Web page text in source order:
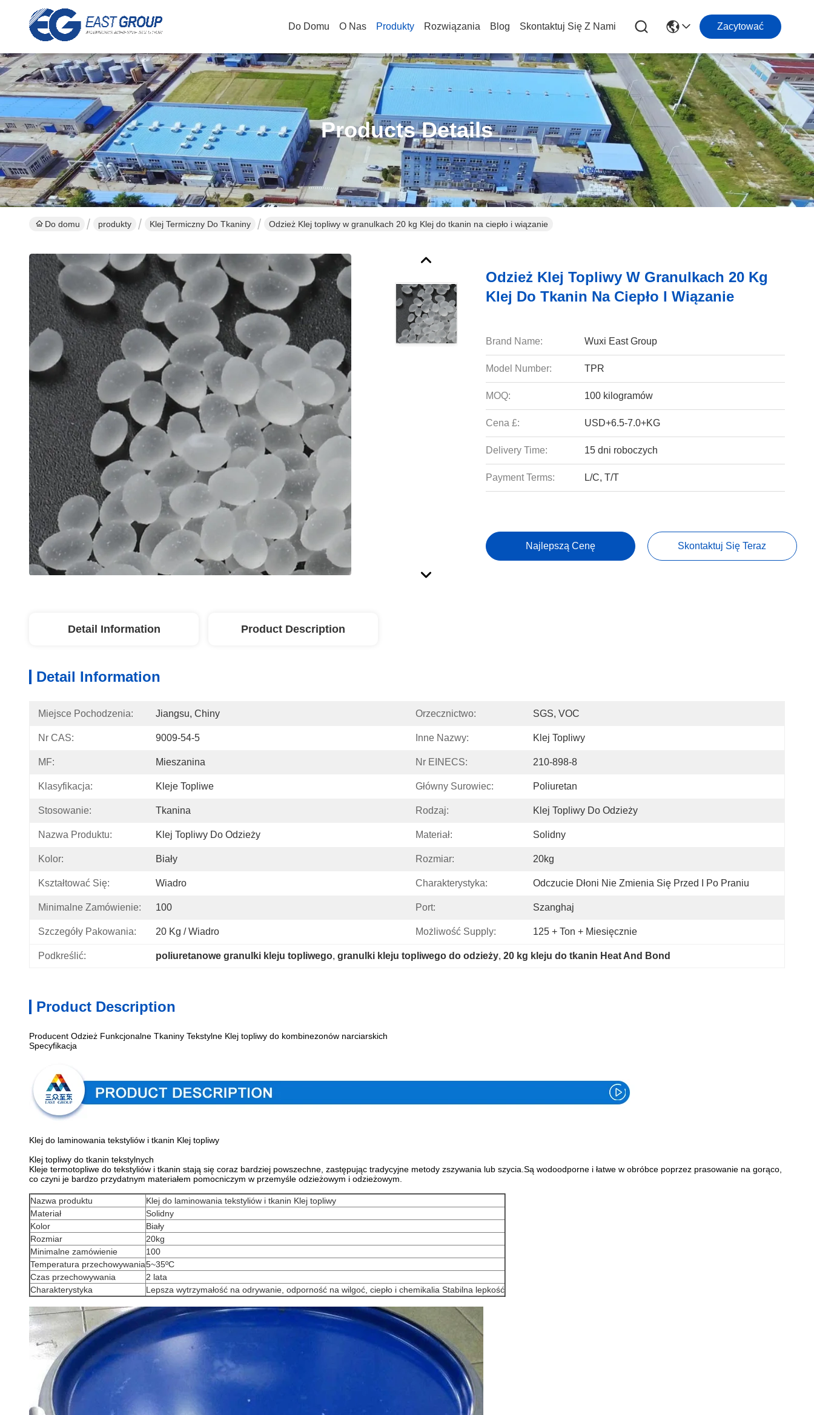
Do Domu O Nas Produkty Rozwiązania Blog Skontaktuj Się Z Nami Zacytować
Products Details
Do domu produkty Klej Termiczny Do Tkaniny Odzież Klej topliwy w granulkach 20 kg Klej do tkanin na ciepło i wiązanie
Odzież Klej Topliwy W Granulkach 20 Kg
Klej Do Tkanin Na Ciepło I Wiązanie
Brand Name: Wuxi East Group
Model Number: TPR
MOQ: 100 kilogramów
Cena £: USD+6.5-7.0+KG
Delivery Time: 15 dni roboczych
Payment Terms: L/C, T/T
Najlepszą Cenę Skontaktuj Się Teraz
Detail Information Product Description
Detail Information
Miejsce Pochodzenia: Jiangsu, Chiny Orzecznictwo: SGS, VOC
Nr CAS: 9009-54-5 Inne Nazwy: Klej Topliwy
MF: Mieszanina Nr EINECS: 210-898-8
Klasyfikacja: Kleje Topliwe Główny Surowiec: Poliuretan
Stosowanie: Tkanina Rodzaj: Klej Topliwy Do Odzieży
Nazwa Produktu: Klej Topliwy Do Odzieży Materiał: Solidny
Kolor: Biały Rozmiar: 20kg
Kształtować Się: Wiadro Charakterystyka: Odczucie Dłoni Nie Zmienia Się Przed I Po Praniu
Minimalne Zamówienie: 100 Port: Szanghaj
Szczegóły Pakowania: 20 Kg / Wiadro Możliwość Supply: 125 + Ton + Miesięcznie
Podkreślić: poliuretanowe granulki kleju topliwego, granulki kleju topliwego do odzieży, 20 kg kleju do tkanin Heat And Bond
Product Description
Producent Odzież Funkcjonalne Tkaniny Tekstylne Klej topliwy do kombinezonów narciarskich
Specyfikacja
Klej do laminowania tekstyliów i tkanin Klej topliwy
Klej topliwy do tkanin tekstylnych
Kleje termotopliwe do tekstyliów i tkanin stają się coraz bardziej powszechne, zastępując tradycyjne metody zszywania lub szycia.Są wodoodporne i łatwe w obróbce poprzez prasowanie na gorąco,
co czyni je bardzo przydatnym materiałem pomocniczym w przemyśle odzieżowym i odzieżowym.
Nazwa produktu
Klej do laminowania tekstyliów i tkanin Klej topliwy
Materiał
Solidny
Kolor
Biały
Rozmiar
20kg
Minimalne zamówienie
100
Temperatura przechowywania5~35ºC
Czas przechowywania
2 lata
Charakterystyka
Lepsza wytrzymałość na odrywanie, odporność na wilgoć, ciepło i chemikalia Stabilna lepkość